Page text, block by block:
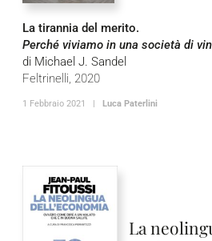
La tirannia del merito.
Perché viviamo in una società di
di Michael J. Sandel
Feltrinelli, 2020
1 Febbraio 2021 | Luca Paterlini
La